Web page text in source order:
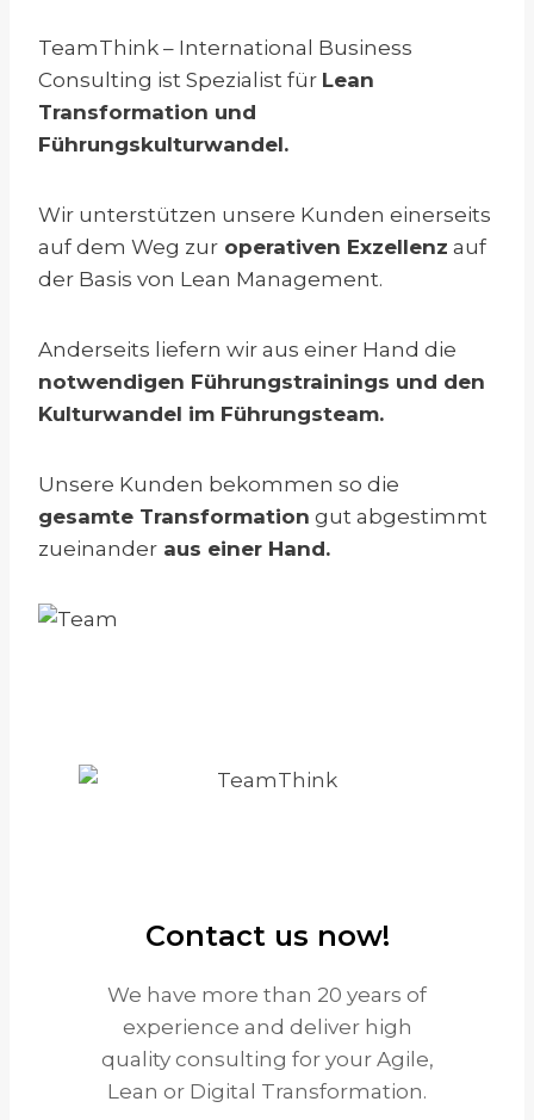
TeamThink – International Business
Consulting ist Spezialist für Lean
Transformation und
Führungskulturwandel.
Wir unterstützen unsere Kunden einerseits
auf dem Weg zur operativen Exzellenz auf
der Basis von Lean Management.
Anderseits liefern wir aus einer Hand die
notwendigen Führungstrainings und den
Kulturwandel im Führungsteam.
Unsere Kunden bekommen so die
gesamte Transformation gut abgestimmt
zueinander aus einer Hand.
Contact us now!
We have more than 20 years of
experience and deliver high
quality consulting for your Agile,
Lean or Digital Transformation.